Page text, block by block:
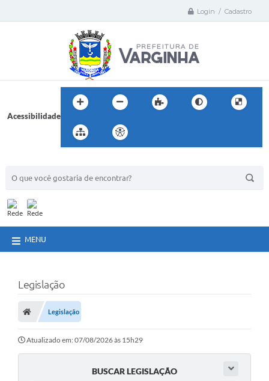
Login / Cadastro
Acessibilidade
MENU
Legislação
Legislação
Atualizado em: 07/08/2026 às 15h29
BUSCAR LEGISLAÇÃO